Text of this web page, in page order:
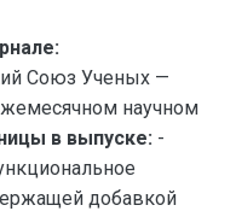
Союз Ученых —
научном
в выпуске: -
добавкой